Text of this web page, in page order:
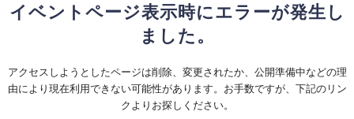
イベントページ表示時にエラーが発生し
ました。
アクセスしようとしたページは削除、変更されたか、公開準備中などの理
由により現在利用できない可能性があります。お手数ですが、下記のリン
クよりお探しください。